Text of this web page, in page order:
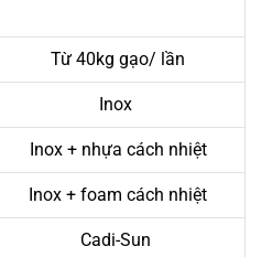
Từ 40kg gạo/ lần
Inox
Inox + nhựa cách nhiệt
Inox + foam cách nhiệt
Cadi-Sun